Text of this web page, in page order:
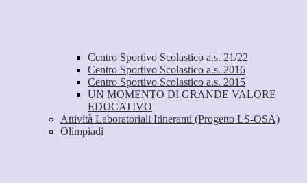
Centro Sportivo Scolastico a.s. 21/22
Centro Sportivo Scolastico a.s. 2016
Centro Sportivo Scolastico a.s. 2015
UN MOMENTO DI GRANDE VALORE
EDUCATIVO
Attività Laboratoriali Itineranti (Progetto LS-OSA)
Olimpiadi